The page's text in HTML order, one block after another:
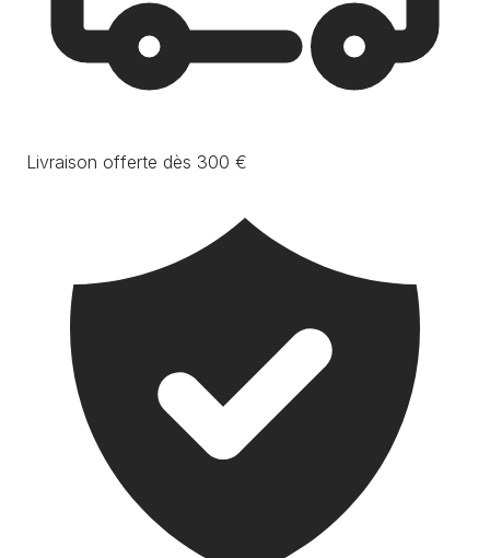
Livraison offerte dès 300 €